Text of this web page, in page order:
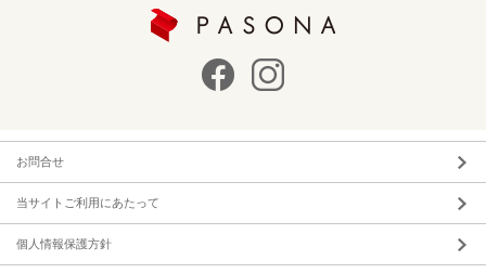
お問合せ
当サイトご利用にあたって
個人情報保護方針